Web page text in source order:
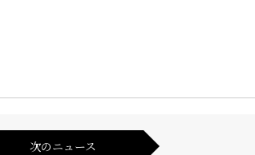
次のニュース